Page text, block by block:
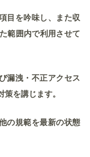
目を吟味し、また収
範囲内で利用させて
漏洩・不正アクセス
を講じます。
の規範を最新の状態